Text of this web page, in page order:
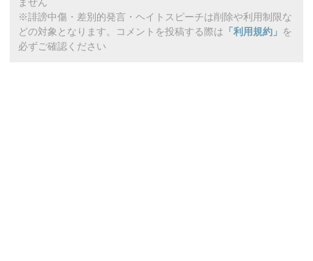
ません
※誹謗中傷・差別的発言・ヘイトスピーチは削除や利用制限な
どの対象となります。コメントを投稿する際は 「利用規約」 を
必ずご確認ください